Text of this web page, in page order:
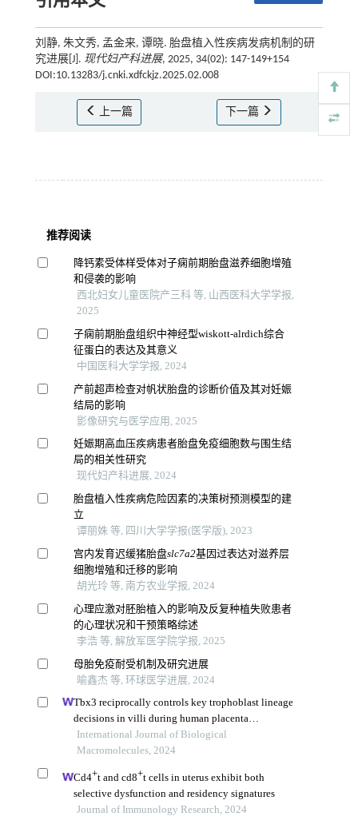
刘静, 朱文秀, 孟金来, 谭晓. 胎盘植入性疾病发病机制的研
究进展[J]. 现代妇产科进展, 2025, 34(02): 147-149+154
DOI:10.13283/j.cnki.xdfckjz.2025.02.008
上一篇 下一篇